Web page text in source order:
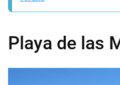
Playa de las